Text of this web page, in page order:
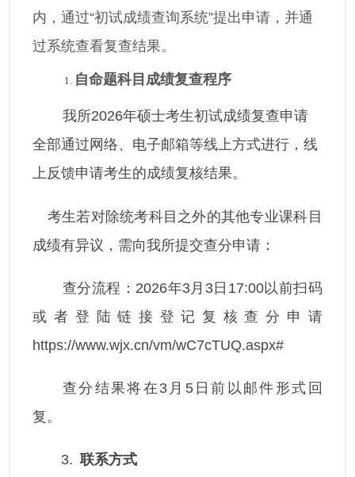
内，通过“初试成绩查询系统”提出申请，并通
过系统查看复查结果。
自命题科目成绩复查程序
我所2026年硕士考生初试成绩复查申请
全部通过网络、电子邮箱等线上方式进行，线
上反馈申请考生的成绩复核结果。
考生若对除统考科目之外的其他专业课科目
成绩有异议，需向我所提交查分申请：
查分流程：2026年3月3日17:00以前扫码
或者登陆链接登记复核查分申请
https://www.wjx.cn/vm/wC7cTUQ.aspx#
查分结果将在3月5日前以邮件形式回
复。
3.联系方式